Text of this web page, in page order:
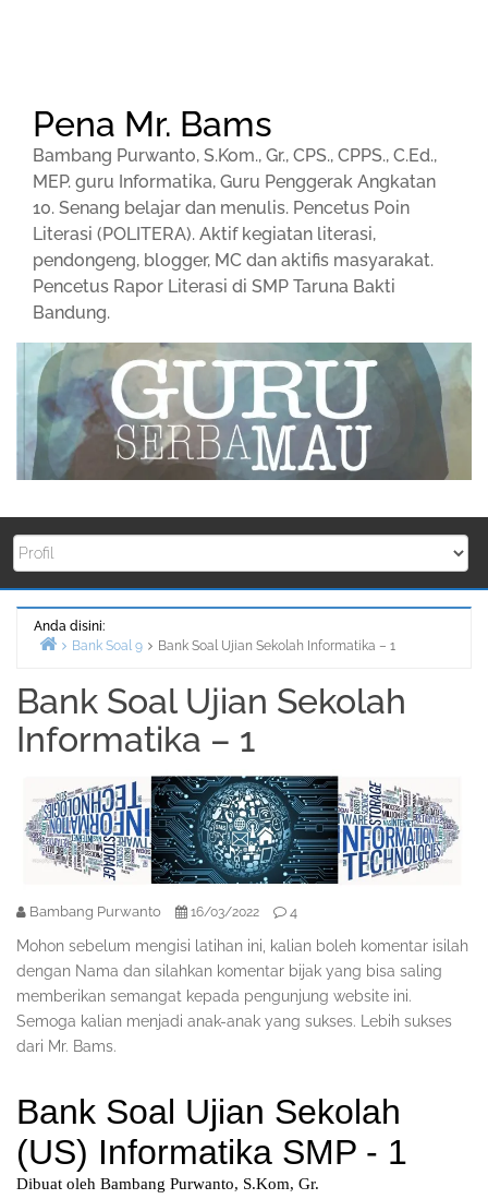
Pena Mr. Bams
Bambang Purwanto, S.Kom., Gr., CPS., CPPS., C.Ed.,
MEP. guru Informatika, Guru Penggerak Angkatan
10. Senang belajar dan menulis. Pencetus Poin
Literasi (POLITERA). Aktif kegiatan literasi,
pendongeng, blogger, MC dan aktifis masyarakat.
Pencetus Rapor Literasi di SMP Taruna Bakti
Bandung.
Anda disini:
Bank Soal 9 Bank Soal Ujian Sekolah Informatika – 1
Bank Soal Ujian Sekolah
Informatika – 1
Bambang Purwanto 16/03/2022 4
Mohon sebelum mengisi latihan ini, kalian boleh komentar isilah
dengan Nama dan silahkan komentar bijak yang bisa saling
memberikan semangat kepada pengunjung website ini.
Semoga kalian menjadi anak-anak yang sukses. Lebih sukses
dari Mr. Bams.